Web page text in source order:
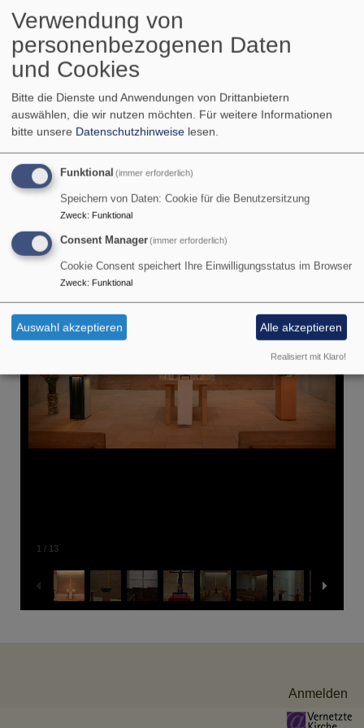
Bilder aus unserer
Kirche
1 / 13
Anmelden
Verwendung von
personenbezogenen Daten
und Cookies
Bitte die Dienste und Anwendungen von Drittanbietern
auswählen, die wir nutzen möchten. Für weitere Informationen
bitte unsere Datenschutzhinweise lesen.
Funktional (immer erforderlich)
Speichern von Daten: Cookie für die Benutzersitzung
Zweck: Funktional
Consent Manager(immer erforderlich)
Cookie Consent speichert Ihre Einwilligungsstatus im Browser
Zweck: Funktional
Auswahl akzeptieren Alle akzeptieren
Realisiert mit Klaro!